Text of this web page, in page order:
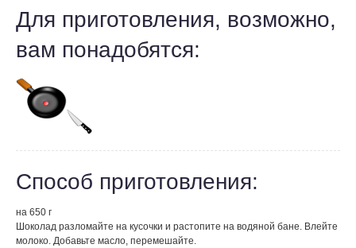
Для приготовления, возможно,
вам понадобятся:
Способ приготовления:
на 650 г
Шоколад разломайте на кусочки и растопите на водяной бане. Влейте
молоко. Добавьте масло, перемешайте.